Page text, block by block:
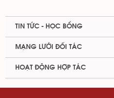
TIN TỨC - HỌC BỔNG
MẠNG LƯỚI ĐỐI TÁC
HOẠT ĐỘNG HỢP TÁC